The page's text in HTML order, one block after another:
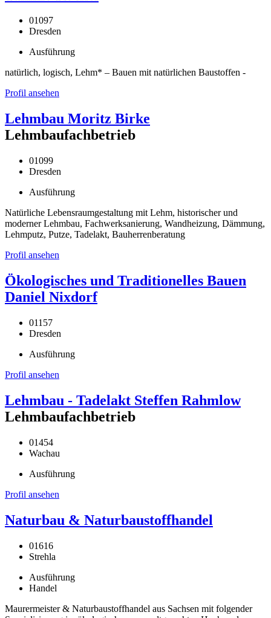
01097
Dresden
Ausführung
natürlich, logisch, Lehm* – Bauen mit natürlichen Baustoffen -
Profil ansehen
Lehmbau Moritz Birke
Lehmbaufachbetrieb
01099
Dresden
Ausführung
Natürliche Lebensraumgestaltung mit Lehm, historischer und
moderner Lehmbau, Fachwerksanierung, Wandheizung, Dämmung,
Lehmputz, Putze, Tadelakt, Bauherrenberatung
Profil ansehen
Ökologisches und Traditionelles Bauen
Daniel Nixdorf
01157
Dresden
Ausführung
Profil ansehen
Lehmbau - Tadelakt Steffen Rahmlow
Lehmbaufachbetrieb
01454
Wachau
Ausführung
Profil ansehen
Naturbau & Naturbaustoffhandel
01616
Strehla
Ausführung
Handel
Maurermeister & Naturbaustoffhandel aus Sachsen mit folgender